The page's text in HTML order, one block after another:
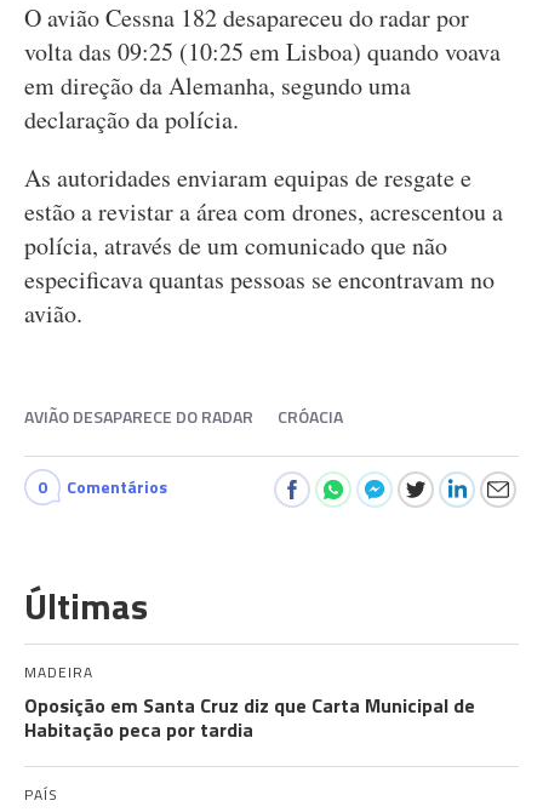
O avião Cessna 182 desapareceu do radar por
volta das 09:25 (10:25 em Lisboa) quando voava
em direção da Alemanha, segundo uma
declaração da polícia.
As autoridades enviaram equipas de resgate e
estão a revistar a área com drones, acrescentou a
polícia, através de um comunicado que não
especificava quantas pessoas se encontravam no
avião.
AVIÃO DESAPARECE DO RADAR CRÓACIA
0 Comentários
Últimas
MADEIRA
Oposição em Santa Cruz diz que Carta Municipal de
Habitação peca por tardia
PAÍS